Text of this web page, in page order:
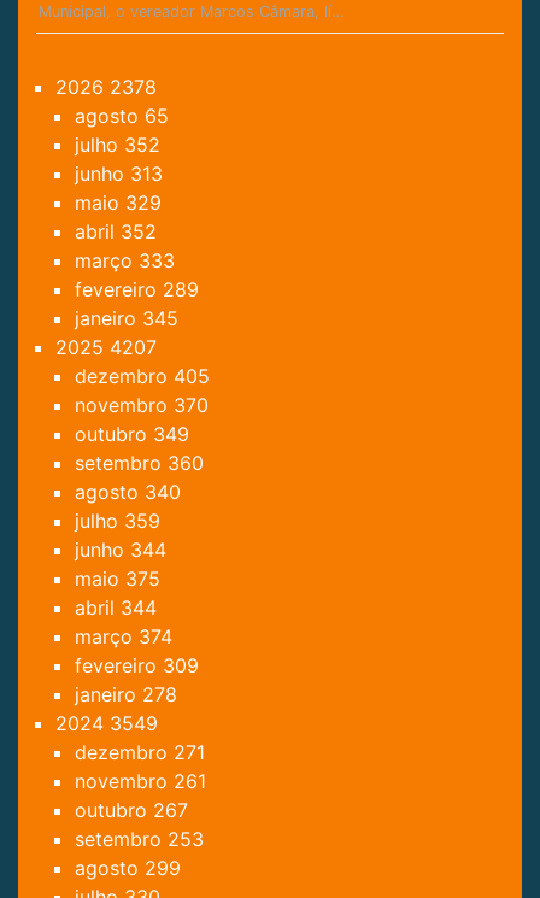
Municipal, o vereador Marcos Câmara, lí…
2026 2378
agosto 65
julho 352
junho 313
maio 329
abril 352
março 333
fevereiro 289
janeiro 345
2025 4207
dezembro 405
novembro 370
outubro 349
setembro 360
agosto 340
julho 359
junho 344
maio 375
abril 344
março 374
fevereiro 309
janeiro 278
2024 3549
dezembro 271
novembro 261
outubro 267
setembro 253
agosto 299